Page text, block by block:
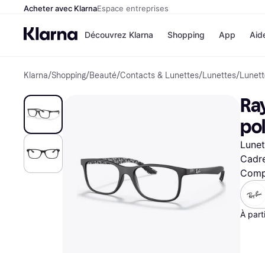
Acheter avec KlarnaEspace entreprises
Découvrez Klarna
Options de
Payer maintenant
Paiement en 3 fois
Paiement à 30 jours
Klarna sur Apple Pay
Shopping
Magasins
Airbnb
Temu
JD Sports
Voir tous les
App
Klarna/Shopping/Beauté/Contacts & Lunettes/Lunettes/
À